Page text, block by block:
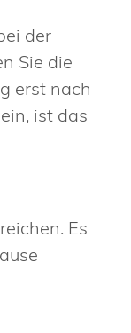
der
Sie die
erst nach
ist das
Es